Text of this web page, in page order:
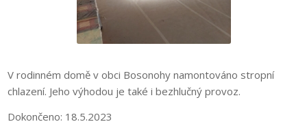
V rodinném domě v obci Bosonohy namontováno stropní
chlazení. Jeho výhodou je také i bezhlučný provoz.
Dokončeno: 18.5.2023